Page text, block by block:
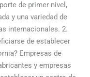
de primer nivel,
y una variedad de
internacionales. 2.
de establecer
Empresas de
y empresas